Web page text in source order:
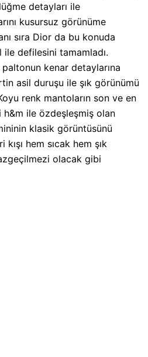
detayları ile
kusursuz görünüme
sıra Dior da bu konuda
defilesini tamamladı.
kenar detaylarına
asil duruşu ile şık görünümü
renk mantoların son ve en
ile özdeşleşmiş olan
klasik görüntüsünü
hem sıcak hem şık
olacak gibi